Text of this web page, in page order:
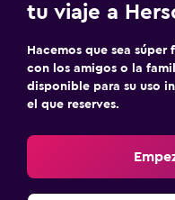
tu viaje a
Hacemos que sea
con los amigos o la
disponible para su uso
el que reserves.